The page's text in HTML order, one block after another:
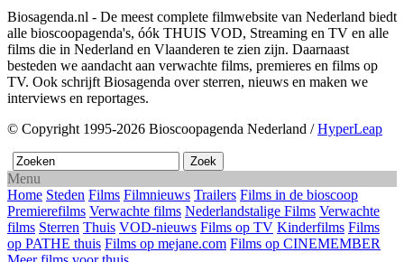
Biosagenda.nl - De meest complete filmwebsite van Nederland biedt
alle bioscoopagenda's, óók THUIS VOD, Streaming en TV en alle
films die in Nederland en Vlaanderen te zien zijn. Daarnaast
besteden we aandacht aan verwachte films, premieres en films op
TV. Ook schrijft Biosagenda over sterren, nieuws en maken we
interviews en reportages.
© Copyright 1995-2026 Bioscoopagenda Nederland /HyperLeap
Menu
Home Steden Films Filmnieuws Trailers Films in de bioscoop
Premierefilms Verwachte films Nederlandstalige Films Verwachte
films Sterren Thuis VOD-nieuws Films op TV Kinderfilms Films
op PATHE thuis Films op mejane.com Films op CINEMEMBER